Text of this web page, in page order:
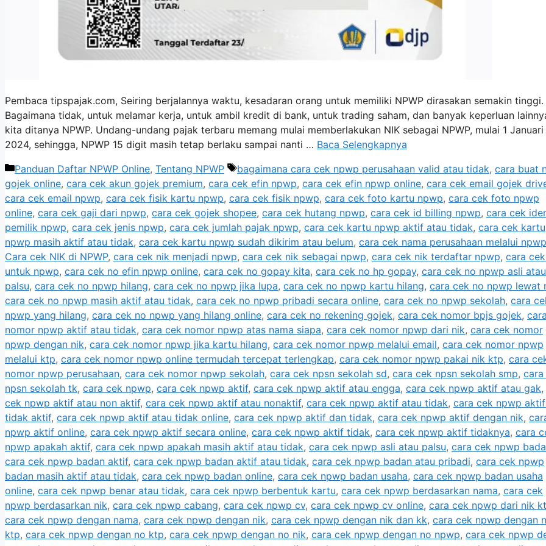
Pembaca tipspajak.com, Seiring berjalannya waktu, kesadaran orang untuk memiliki NPWP dirasakan semakin tinggi.
Bagaimana tidak, untuk melamar kerja, untuk ambil kredit di bank, untuk trading saham, dan banyak keperluan
kita ditanya NPWP. Undang-undang pajak terbaru memang mulai memberlakukan NIK sebagai NPWP, mulai 1 Januari
2024, sehingga, NPWP 15 digit masih tetap berlaku sampai nanti … Baca Selengkapnya
Kategori
Panduan Daftar NPWP Online, Tentang NPWP Tag
bagaimana cara cek npwp perusahaan valid atau tidak, cara buat
gojek online, cara cek akun gojek premium, cara cek efin npwp, cara cek efin npwp online, cara cek email gojek
cara cek email npwp, cara cek fisik kartu npwp, cara cek fisik npwp, cara cek foto kartu npwp, cara cek foto npwp
online, cara cek gaji dari npwp, cara cek gojek shopee, cara cek hutang npwp, cara cek id billing npwp, cara cek
pemilik npwp, cara cek jenis npwp, cara cek jumlah pajak npwp, cara cek kartu npwp aktif atau tidak, cara cek kartu
npwp masih aktif atau tidak, cara cek kartu npwp sudah dikirim atau belum, cara cek nama perusahaan melalui npwp
Cara cek NIK di NPWP, cara cek nik menjadi npwp, cara cek nik sebagai npwp, cara cek nik terdaftar npwp, cara
untuk npwp, cara cek no efin npwp online, cara cek no gopay kita, cara cek no hp gopay, cara cek no npwp asli atau
palsu, cara cek no npwp hilang, cara cek no npwp jika lupa, cara cek no npwp kartu hilang, cara cek no npwp lewat
cara cek no npwp masih aktif atau tidak, cara cek no npwp pribadi secara online, cara cek no npwp sekolah, cara
npwp yang hilang, cara cek no npwp yang hilang online, cara cek no rekening gojek, cara cek nomor bpjs gojek,
nomor npwp aktif atau tidak, cara cek nomor npwp atas nama siapa, cara cek nomor npwp dari nik, cara cek nomor
npwp dengan nik, cara cek nomor npwp jika kartu hilang, cara cek nomor npwp melalui email, cara cek nomor npwp
melalui ktp, cara cek nomor npwp online termudah tercepat terlengkap, cara cek nomor npwp pakai nik ktp, cara
nomor npwp perusahaan, cara cek nomor npwp sekolah, cara cek npsn sekolah sd, cara cek npsn sekolah smp, cara
npsn sekolah tk, cara cek npwp, cara cek npwp aktif, cara cek npwp aktif atau engga, cara cek npwp aktif atau gak,
cek npwp aktif atau non aktif, cara cek npwp aktif atau nonaktif, cara cek npwp aktif atau tidak, cara cek npwp
tidak aktif, cara cek npwp aktif atau tidak online, cara cek npwp aktif dan tidak, cara cek npwp aktif dengan nik,
npwp aktif online, cara cek npwp aktif secara online, cara cek npwp aktif tidak, cara cek npwp aktif tidaknya, cara
npwp apakah aktif, cara cek npwp apakah masih aktif atau tidak, cara cek npwp asli atau palsu, cara cek npwp
cara cek npwp badan aktif, cara cek npwp badan aktif atau tidak, cara cek npwp badan atau pribadi, cara cek npwp
badan masih aktif atau tidak, cara cek npwp badan online, cara cek npwp badan usaha, cara cek npwp badan usaha
online, cara cek npwp benar atau tidak, cara cek npwp berbentuk kartu, cara cek npwp berdasarkan nama, cara cek
npwp berdasarkan nik, cara cek npwp cabang, cara cek npwp cv, cara cek npwp cv online, cara cek npwp dari nik
cara cek npwp dengan nama, cara cek npwp dengan nik, cara cek npwp dengan nik dan kk, cara cek npwp dengan
ktp, cara cek npwp dengan no ktp, cara cek npwp dengan no nik, cara cek npwp dengan no npwp, cara cek npwp